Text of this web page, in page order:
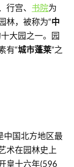
行宫、 书院为
林，被称为“中
大园之一。园
有“城市蓬莱”之
中国北方地区最
术在园林史上
皇十六年(596